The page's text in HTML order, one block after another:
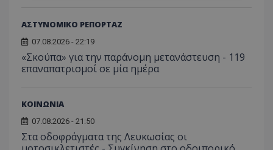
ΑΣΤΥΝΟΜΙΚΟ ΡΕΠΟΡΤΑΖ
07.08.2026 - 22:19
«Σκούπα» για την παράνομη μετανάστευση - 119
επαναπατρισμοί σε μία ημέρα
ΚΟΙΝΩΝΙΑ
07.08.2026 - 21:50
Στα οδοφράγματα της Λευκωσίας οι
Μη ταξινομημένα
Τα απολύτως απαραίτητα cookies επιτρέπουν
Ο ιστότοπος δεν μπορεί να χρησιμοποιηθεί σωστά
Ονοματεπώνυμο